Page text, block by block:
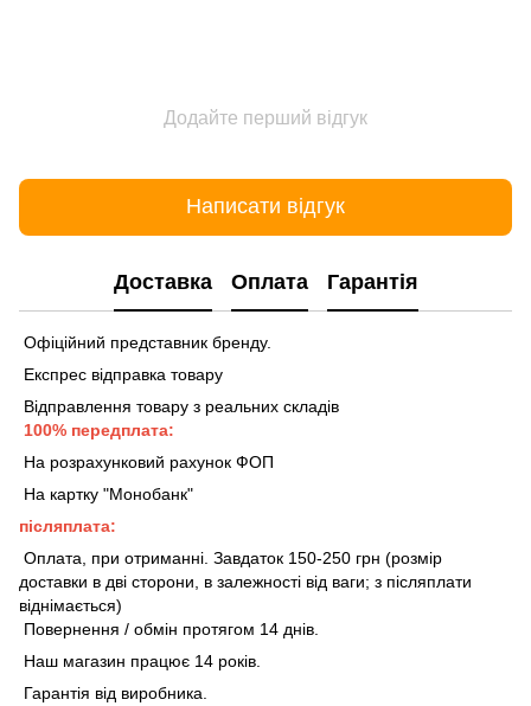
Додайте перший відгук
Написати відгук
Доставка Оплата Гарантія
Офіційний представник бренду.
Експрес відправка товару
Відправлення товару з реальних складів
100% передплата:
На розрахунковий рахунок ФОП
На картку "Монобанк"
післяплата:
Оплата, при отриманні. Завдаток 150-250 грн (розмір
доставки в дві сторони, в залежності від ваги; з післяплати
віднімається)
Повернення / обмін протягом 14 днів.
Наш магазин працює 14 років.
Гарантія від виробника.